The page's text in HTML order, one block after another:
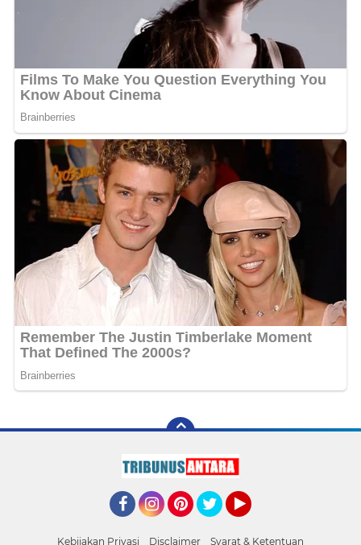
Kebijakan Privasi Disclaimer Syarat & Ketentuan